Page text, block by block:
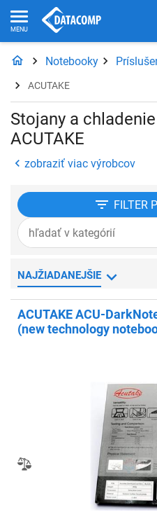
Notebooky
ACUTAKE
Stojany a
ACUTAKE
zobraziť viac výrobcov
FILTER
NAJŽIADANEJŠIE
ACUTAKE ACU-
(new technology